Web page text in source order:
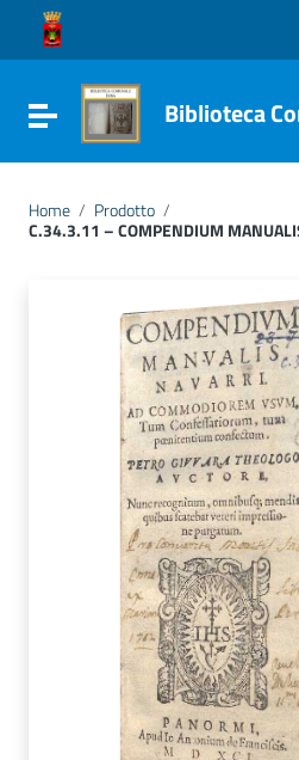
Vai ai contenuti
Vai al menu di navigazione
Vai al footer
Attiva / disattiva la navigazione
Biblioteca
Home / Prodotto /
C.34.3.11 – COMPENDIUM